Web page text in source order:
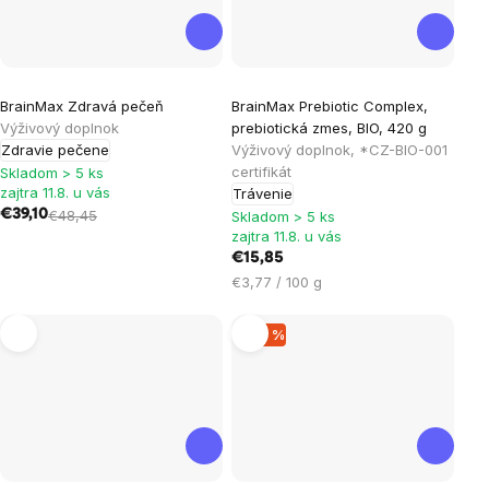
BrainMax Zdravá pečeň
Výživový doplnok
Zdravie pečene
hodnotenie
produktu
je
5,0
z
Skladom > 5 ks
zajtra 11.8. u vás
€39,10€48,45
BrainMax Prebiotic Complex,
prebiotická zmes, BIO, 420 g
Výživový doplnok, *CZ-BIO-001
certifikát
Trávenie
hodnotenie
produktu
je
4,0
z
5
hviezdičiek.
Skladom > 5 ks
zajtra 11.8. u vás
€15,85
Jednotková
€3,77 / 100 g
–29 %